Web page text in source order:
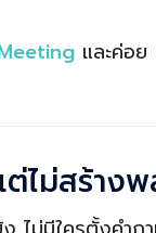
และค่อ
ไม่สร้าง